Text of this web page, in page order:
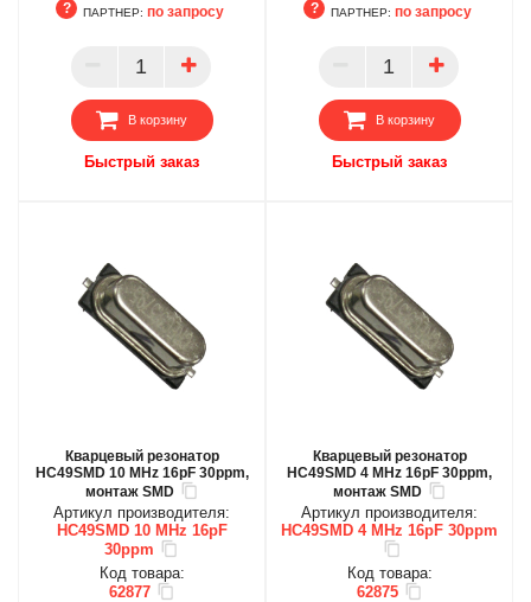
ПАРТНЕР
ПАРТНЕР: по запросу
В корзину
Быстрый заказ
ПАРТНЕР
ПАРТНЕР: по запросу
В корзину
Быстрый заказ
Кварцевый резонатор
HC49SMD 10 MHz 16pF 30ppm,
монтаж SMD
Артикул производителя:
HC49SMD 10 MHz 16pF
30ppm
Код товара:
62877
Кварцевый резонатор
HC49SMD 4 MHz 16pF 30ppm,
монтаж SMD
Артикул производителя:
HC49SMD 4 MHz 16pF 30ppm
Код товара:
62875